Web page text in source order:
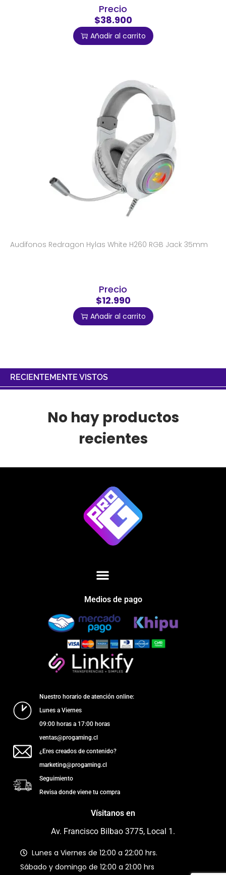
Precio
$38.900
Añadir al carrito
Audifonos Redragon Hylas White H260 RGB Jack 35mm
Precio
$12.990
Añadir al carrito
RECIENTEMENTE VISTOS
No hay productos
recientes
Medios de pago
Nuestro horario de atención online:
Lunes a Viernes
09:00 horas a 17:00 horas
ventas@progaming.cl
¿Eres creados de contenido?
marketing@progaming.cl
Seguimiento
Revisa donde viene tu compra
Vísitanos en
Av. Francisco Bilbao 3775, Local 1.
Lunes a Viernes de 12:00 a 22:00 hrs.
Sábado y domingo de 12:00 a 21:00 hrs